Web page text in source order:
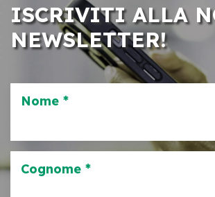
ISCRIVITI ALLA
NEWSLETTER!
Nome *
Cognome *